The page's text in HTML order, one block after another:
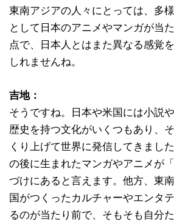
東南アジアの人々にとっては、多
として日本のアニメやマンガが当
点で、日本人とはまた異なる感覚
しれませんね。
吉地：
そうですね。日本や米国には小説
歴史を持つ文化がいくつもあり、
くり上げて世界に発信してきまし
の後に生まれたマンガやアニメが
づけにあると言えます。他方、東
国がつくったカルチャーやエンタ
るのが当たり前で、そもそも自分